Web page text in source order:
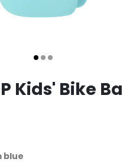
Kids' Bike
blue